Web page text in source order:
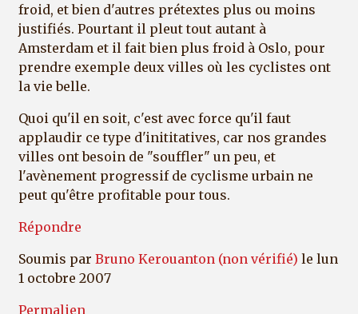
froid, et bien d'autres prétextes plus ou moins
justifiés. Pourtant il pleut tout autant à
Amsterdam et il fait bien plus froid à Oslo, pour
prendre exemple deux villes où les cyclistes ont
la vie belle.
Quoi qu'il en soit, c'est avec force qu'il faut
applaudir ce type d'inititatives, car nos grandes
villes ont besoin de "souffler" un peu, et
l'avènement progressif de cyclisme urbain ne
peut qu'être profitable pour tous.
Répondre
Soumis par Bruno Kerouanton (non vérifié) le lun
1 octobre 2007
Permalien